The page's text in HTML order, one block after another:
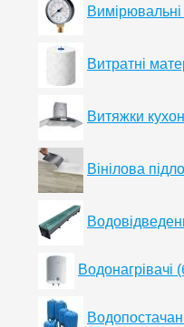
Витратні
Витяжки
Вінілова
Водонагрівачі